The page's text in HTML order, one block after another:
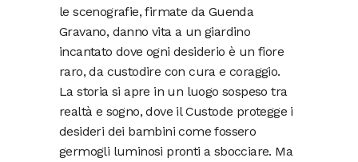
le scenografie, firmate da Guenda
Gravano, danno vita a un giardino
incantato dove ogni desiderio è un fiore
raro, da custodire con cura e coraggio.
La storia si apre in un luogo sospeso tra
realtà e sogno, dove il Custode protegge i
desideri dei bambini come fossero
germogli luminosi pronti a sbocciare. Ma